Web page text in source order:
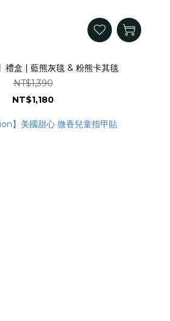
禮盒 | 藍熊灰毯 & 粉熊卡其毯
NT$1,390
NT$1,180